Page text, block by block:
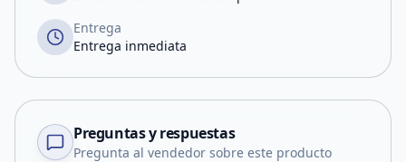
Entrega
Entrega inmediata
Preguntas y respuestas
Pregunta al vendedor sobre este producto